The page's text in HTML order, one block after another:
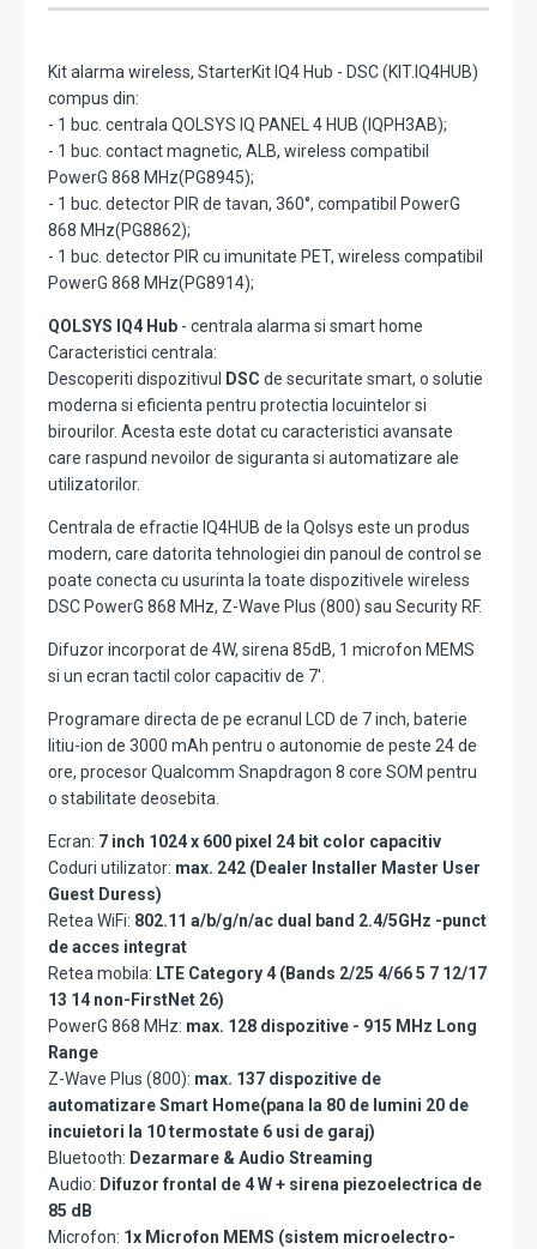
Kit alarma wireless, StarterKit IQ4 Hub - DSC (KIT.IQ4HUB)
compus din:
- 1 buc. centrala QOLSYS IQ PANEL 4 HUB (IQPH3AB);
- 1 buc. contact magnetic, ALB, wireless compatibil
PowerG 868 MHz(PG8945);
- 1 buc. detector PIR de tavan, 360°, compatibil PowerG
868 MHz(PG8862);
- 1 buc. detector PIR cu imunitate PET, wireless compatibil
PowerG 868 MHz(PG8914);
QOLSYS IQ4 Hub - centrala alarma si smart home
Caracteristici centrala:
Descoperiti dispozitivul
DSC de securitate smart, o solutie
moderna si eficienta pentru protectia locuintelor si
birourilor. Acesta este dotat cu caracteristici avansate
care raspund nevoilor de siguranta si automatizare ale
utilizatorilor.
Centrala de efractie IQ4HUB de la Qolsys este un produs
modern, care datorita tehnologiei din panoul de control se
poate conecta cu usurinta la toate dispozitivele wireless
DSC PowerG 868 MHz, Z-Wave Plus (800) sau Security RF.
Difuzor incorporat de 4W, sirena 85dB, 1 microfon MEMS
si un ecran tactil color capacitiv de 7′.
Programare directa de pe ecranul LCD de 7 inch, baterie
litiu-ion de 3000 mAh pentru o autonomie de peste 24 de
ore, procesor Qualcomm Snapdragon 8 core SOM pentru
o stabilitate deosebita.
Ecran: 7 inch 1024 x 600 pixel 24 bit color capacitiv
Coduri utilizator: max. 242 (Dealer Installer Master User
Guest Duress)
Retea WiFi: 802.11 a/b/g/n/ac dual band 2.4/5GHz -punct
de acces integrat
Retea mobila: LTE Category 4 (Bands 2/25 4/66 5 7 12/17
13 14 non-FirstNet 26)
PowerG 868 MHz: max. 128 dispozitive - 915 MHz Long
Range
Z-Wave Plus (800): max. 137 dispozitive de
automatizare Smart Home(pana la 80 de lumini 20 de
incuietori la 10 termostate 6 usi de garaj)
Bluetooth: Dezarmare & Audio Streaming
Audio: Difuzor frontal de 4 W + sirena piezoelectrica de
85 dB
Microfon: 1x Microfon MEMS (sistem microelectro-